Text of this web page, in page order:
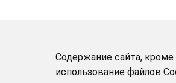
Содержание сайта, кроме
использование файлов